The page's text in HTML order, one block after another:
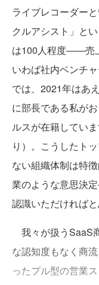
ライブレコーダー
クルアシスト」と
は100人程度――売
いわば社内ベンチ
では、2021年はあ
に部長である私が
ルスが在籍してい
り）。こうしたト
ない組織体制は特
業のような意思決
認識いただければと
我々が扱うSaaS
な認知度もなく商
ったプル型の営業